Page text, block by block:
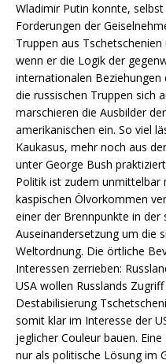
Wladimir Putin konnte,
Forderungen der
Truppen aus
wenn er die Logik der
internationalen Beziehungen
die russischen Truppen sich
marschieren die Ausbilder
amerikanischen ein. So viel
Kaukasus, mehr noch aus
unter George Bush
Politik ist zudem unmittelbar
kaspischen Ölvorkommen
einer der Brennpunkte in der
Auseinandersetzung um die
Weltordnung. Die örtliche
Interessen zerrieben:
USA wollen Russlands
Destabilisierung
somit klar im Interesse der
jeglicher Couleur bauen.
nur als politische Lösung im